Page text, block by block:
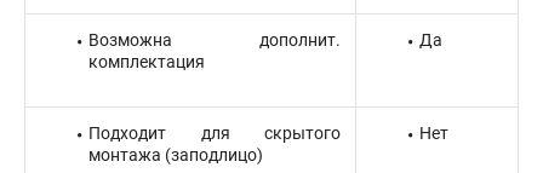
Возможна дополнит.
комплектация
Да
Подходит для скрытого
монтажа (заподлицо)
Нет